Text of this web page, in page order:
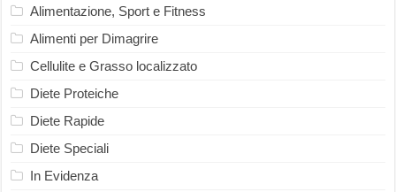
Alimentazione, Sport e Fitness
Alimenti per Dimagrire
Cellulite e Grasso localizzato
Diete Proteiche
Diete Rapide
Diete Speciali
In Evidenza